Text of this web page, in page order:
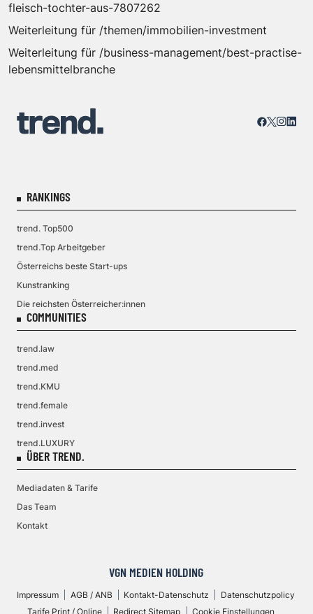
fleisch-tochter-aus-7807262
Weiterleitung für /themen/immobilien-investment
Weiterleitung für /business-management/best-practise-
lebensmittelbranche
RANKINGS
trend. Top500
trend.Top Arbeitgeber
Österreichs beste Start-ups
Kunstranking
Die reichsten Österreicher:innen
COMMUNITIES
trend.law
trend.med
trend.KMU
trend.female
trend.invest
trend.LUXURY
ÜBER TREND.
Mediadaten & Tarife
Das Team
Kontakt
VGN MEDIEN HOLDING
Impressum AGB / ANB Kontakt-Datenschutz
Datenschutzpolicy
Tarife Print / Online
Redirect Sitemap Cookie Einstellungen